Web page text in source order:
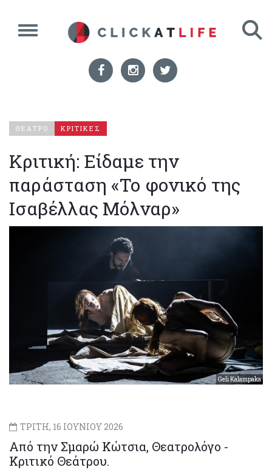
ΘΕΑΤΡΟ ΚΡΙΤΙΚΕΣ
Κριτική: Είδαμε την
παράσταση «Το φονικό της
Ισαβέλλας Μόλναρ»
Geli Kalampaka
ΤΡΙΤΗ, 16 ΙΟΥΝΙΟΥ 2026
Από την Σμαρώ Κώτσια, Θεατρολόγο -
Κριτικό Θεάτρου.